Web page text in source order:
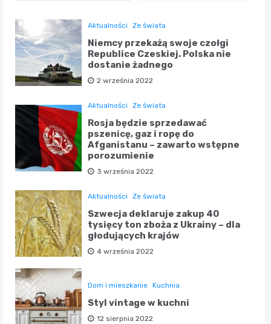
Aktualności Ze świata
Niemcy przekażą swoje czołgi
Republice Czeskiej. Polska nie
dostanie żadnego
2 września 2022
Aktualności Ze świata
Rosja będzie sprzedawać
pszenicę, gaz i ropę do
Afganistanu – zawarto wstępne
porozumienie
3 września 2022
Aktualności Ze świata
Szwecja deklaruje zakup 40
tysięcy ton zboża z Ukrainy – dla
głodujących krajów
4 września 2022
Dom i mieszkanie Kuchnia
Styl vintage w kuchni
12 sierpnia 2022